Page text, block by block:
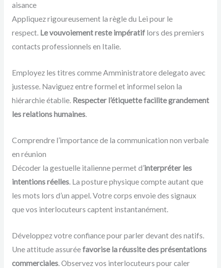
aisance
Appliquez rigoureusement la règle du Lei pour le
respect. Le vouvoiement reste impératiflors des premiers
contacts professionnels en Italie.
Employez les titres comme Amministratore delegato avec
justesse. Naviguez entre formel et informel selon la
hiérarchie établie. Respecter l’étiquette facilite grandement
les relations humaines.
Comprendre l’importance de la communication non verbale
en réunion
Décoder la gestuelle italienne permet d’interpréter les
intentions réelles. La posture physique compte autant que
les mots lors d’un appel. Votre corps envoie des signaux
que vos interlocuteurs captent instantanément.
Développez votre confiance pour parler devant des natifs.
Une attitude assuréefavorise la réussite des présentations
commerciales. Observez vos interlocuteurs pour caler